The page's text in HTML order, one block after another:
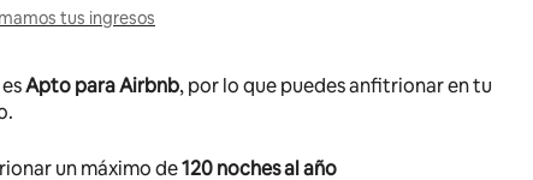
tus ingresos
Apto para Airbnb, por lo que puedes anfitrionar en tu
un máximo de120 noches al año